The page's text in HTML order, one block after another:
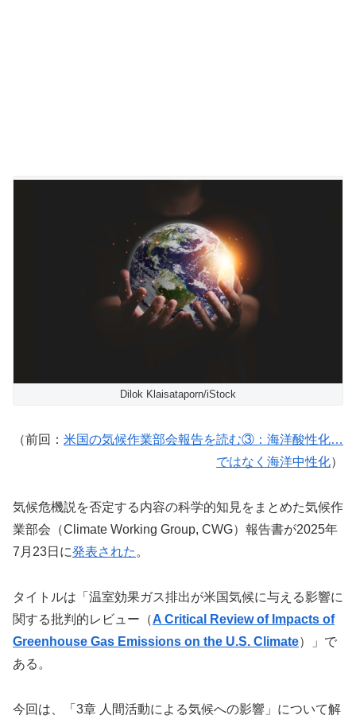
Dilok Klaisataporn/iStock
（前回： 米国の気候作業部会報告を読む③：海洋酸性化…
ではなく海洋中性化）
気候危機説を否定する内容の科学的知見をまとめた気候作
業部会（Climate Working Group, CWG）報告書が2025年
7月23日に発表された 。
タイトルは「温室効果ガス排出が米国気候に与える影響に
関する批判的レビュー（A Critical Review of Impacts of
Greenhouse Gas Emissions on the U.S. Climate）」で
ある。
今回は、「3章 人間活動による気候への影響」について解